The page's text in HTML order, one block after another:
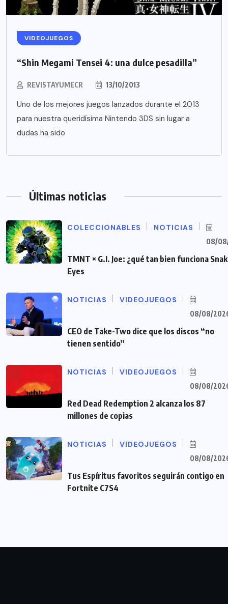
VIDEOJUEGOS
“Shin Megami Tensei 4: una dulce pesadilla”
REVISTAYUMECR 13/10/2013
Uno de los mejores juegos lanzados durante el 2013
para nuestra queridísima Nintendo 3DS sin lugar a
dudas ha sido
Últimas noticias
COLECCIONABLES NOTICIAS
08/
TMNT × G.I. Joe: ¿qué tan bien funciona
Eyes
NOTICIAS VIDEOJUEGOS
08/08/
CEO de Take-Two dice que los discos “no
tienen sentido”
NOTICIAS VIDEOJUEGOS
08/08/
Red Dead Redemption 2 alcanza los 87
millones de copias
NOTICIAS VIDEOJUEGOS
08/08/
Tus Espíritus favoritos seguirán contigo en
Fortnite C7S4